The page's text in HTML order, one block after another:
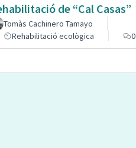
de “Cal Casas”
Tomàs Cachinero Tamayo
Rehabilitació ecològica
0